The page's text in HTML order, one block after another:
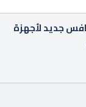
جديد لأجهزة